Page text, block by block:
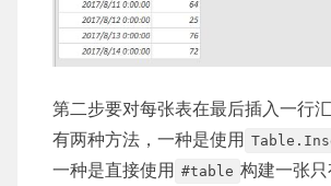
第二步要对每张表在最后插入一行
有两种方法，一种是使用
一种是直接使用 #table 构建一张